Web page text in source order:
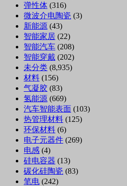
弹性体 (316)
微波介电陶瓷 (3)
新能源 (43)
智能家居 (22)
智能汽车 (208)
智能穿戴 (202)
未分类 (8,935)
材料 (156)
气凝胶 (83)
氢能源 (669)
汽车智能表面 (103)
热管理材料 (125)
环保材料 (6)
电子元器件 (269)
电感 (4)
硅电容器 (13)
碳化硅陶瓷 (83)
笔电 (242)